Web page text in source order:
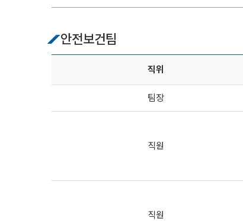
안전보건팀
직위
팀장
직원
직원